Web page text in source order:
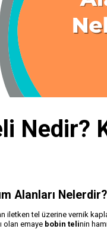
Nedir?
Alanları Nelerdir?
iletken tel üzerine vernik
olan emaye bobin telinin